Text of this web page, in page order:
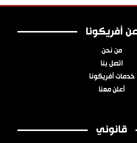
أفريكونا
من نحن
اتصل بنا
خدمات أفريكونا
أعلن معنا
قانوني